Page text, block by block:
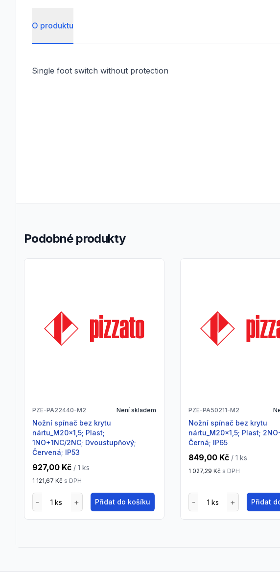
O produktu
Single foot switch without protection
Podobné produkty
PZE-PA22440-M2 Není skladem
Nožní spínač bez krytu
nártu_M20x1,5; Plast;
1NO+1NC/2NC; Dvoustupňový;
Červená; IP53
927,00 Kč / 1 ks
1 121,67 Kč s DPH
Přidat do košíku
PZE-PA50211-M2
Nožní spínač bez krytu
nártu_M20x1,5; Plast;
Černá; IP65
849,00 Kč / 1 ks
1 027,29 Kč s DPH
Přidat